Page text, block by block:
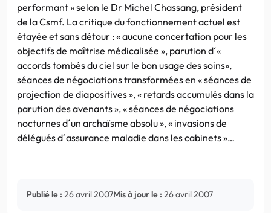
performant » selon le Dr Michel Chassang, président
de la Csmf. La critique du fonctionnement actuel est
étayée et sans détour : « aucune concertation pour les
objectifs de maîtrise médicalisée », parution d´«
accords tombés du ciel sur le bon usage des soins»,
séances de négociations transformées en « séances de
projection de diapositives », « retards accumulés dans la
parution des avenants », « séances de négociations
nocturnes d´un archaïsme absolu », « invasions de
délégués d´assurance maladie dans les cabinets »…
Publié le : 26 avril 2007Mis à jour le : 26 avril 2007